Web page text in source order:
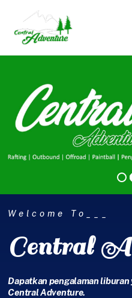
content
Welcome To___
Central
Dapatkan pengalaman liburan
Central Adventure.